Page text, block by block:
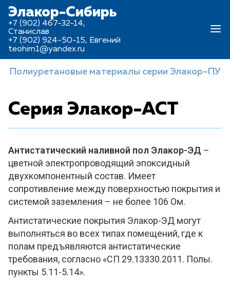
Элакор-Сибирь
+7 (902) 467-32-14,
Станислав
+7 (902) 924-50-15, Евгений
teohim1@yandex.ru
Полиуретановые материалы серии Элакор-ПУ
Серия Элакор-АСТ
Антистатический наливной пол Элакор-ЭД –
цветной электропроводящий эпоксидный
двухкомпонентный состав. Имеет
сопротивление между поверхностью покрытия и
системой заземления – не более 106 Ом.
Антистатические покрытия Элакор-ЭД могут
выполняться во всех типах помещений, где к
полам предъявляются антистатические
требования, согласно «СП 29.13330.2011. Полы.
пункты 5.11-5.14».